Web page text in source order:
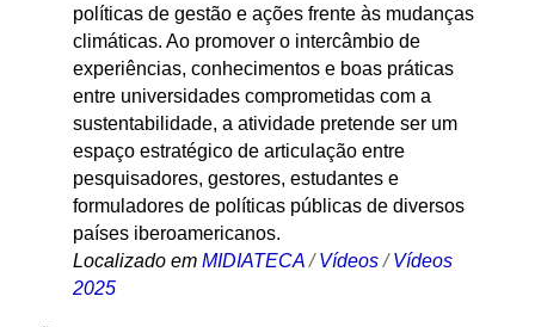
políticas de gestão e ações frente às mudanças
climáticas. Ao promover o intercâmbio de
experiências, conhecimentos e boas práticas
entre universidades comprometidas com a
sustentabilidade, a atividade pretende ser um
espaço estratégico de articulação entre
pesquisadores, gestores, estudantes e
formuladores de políticas públicas de diversos
países iberoamericanos.
Localizado em MIDIATECA /Vídeos /Vídeos
2025